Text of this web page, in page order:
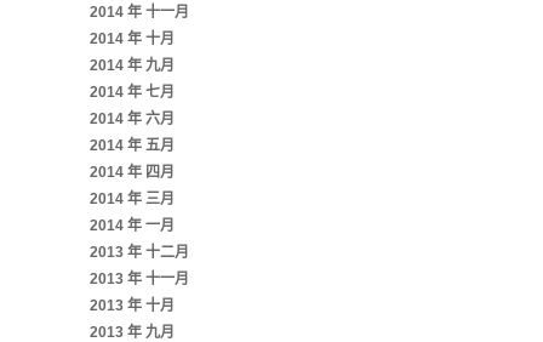
2014 年 十一月
2014 年 十月
2014 年 九月
2014 年 七月
2014 年 六月
2014 年 五月
2014 年 四月
2014 年 三月
2014 年 一月
2013 年 十二月
2013 年 十一月
2013 年 十月
2013 年 九月